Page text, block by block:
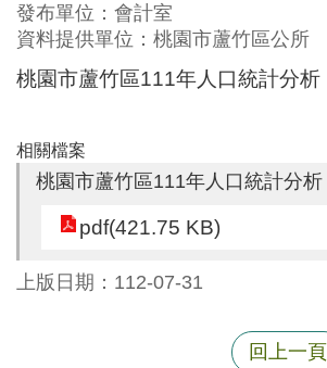
法
規
資
料
進
階
搜
發布單位：會計室
資料提供單位：桃園市蘆竹區公所
桃園市蘆竹區111年人口統計分析
相關檔案
桃園市蘆竹區111年人口統計分析
pdf(421.75 KB)
上版日期：112-07-31
回上一頁